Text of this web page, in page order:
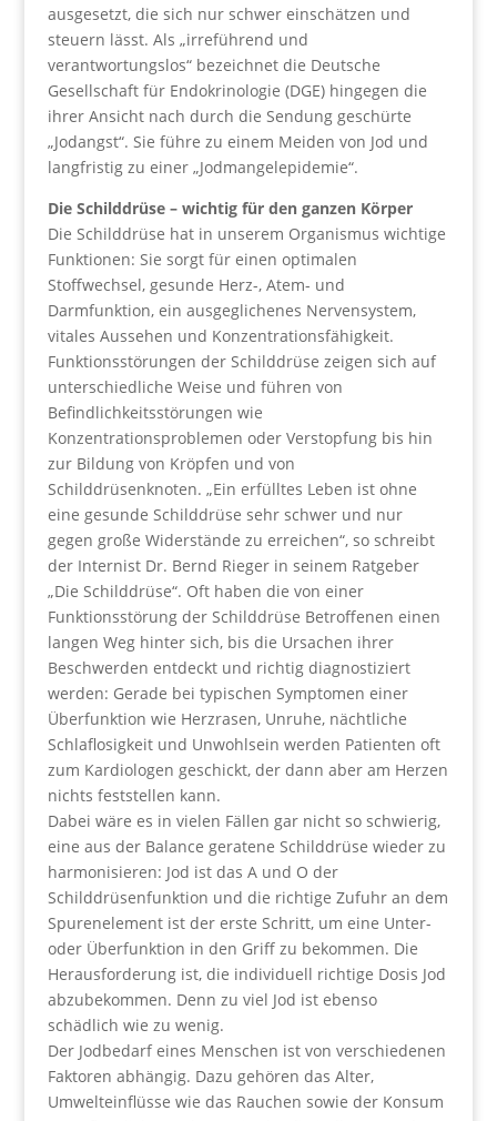
ausgesetzt, die sich nur schwer einschätzen und
steuern lässt. Als „irreführend und
verantwortungslos“ bezeichnet die Deutsche
Gesellschaft für Endokrinologie (DGE) hingegen die
ihrer Ansicht nach durch die Sendung geschürte
„Jodangst“. Sie führe zu einem Meiden von Jod und
langfristig zu einer „Jodmangelepidemie“.
Die Schilddrüse – wichtig für den ganzen Körper
Die Schilddrüse hat in unserem Organismus wichtige
Funktionen: Sie sorgt für einen optimalen
Stoffwechsel, gesunde Herz-, Atem- und
Darmfunktion, ein ausgeglichenes Nervensystem,
vitales Aussehen und Konzentrationsfähigkeit.
Funktionsstörungen der Schilddrüse zeigen sich auf
unterschiedliche Weise und führen von
Befindlichkeitsstörungen wie
Konzentrationsproblemen oder Verstopfung bis hin
zur Bildung von Kröpfen und von
Schilddrüsenknoten. „Ein erfülltes Leben ist ohne
eine gesunde Schilddrüse sehr schwer und nur
gegen große Widerstände zu erreichen“, so schreibt
der Internist Dr. Bernd Rieger in seinem Ratgeber
„Die Schilddrüse“. Oft haben die von einer
Funktionsstörung der Schilddrüse Betroffenen einen
langen Weg hinter sich, bis die Ursachen ihrer
Beschwerden entdeckt und richtig diagnostiziert
werden: Gerade bei typischen Symptomen einer
Überfunktion wie Herzrasen, Unruhe, nächtliche
Schlaflosigkeit und Unwohlsein werden Patienten oft
zum Kardiologen geschickt, der dann aber am Herzen
nichts feststellen kann.
Dabei wäre es in vielen Fällen gar nicht so schwierig,
eine aus der Balance geratene Schilddrüse wieder zu
harmonisieren: Jod ist das A und O der
Schilddrüsenfunktion und die richtige Zufuhr an dem
Spurenelement ist der erste Schritt, um eine Unter-
oder Überfunktion in den Griff zu bekommen. Die
Herausforderung ist, die individuell richtige Dosis Jod
abzubekommen. Denn zu viel Jod ist ebenso
schädlich wie zu wenig.
Der Jodbedarf eines Menschen ist von verschiedenen
Faktoren abhängig. Dazu gehören das Alter,
Umwelteinflüsse wie das Rauchen sowie der Konsum